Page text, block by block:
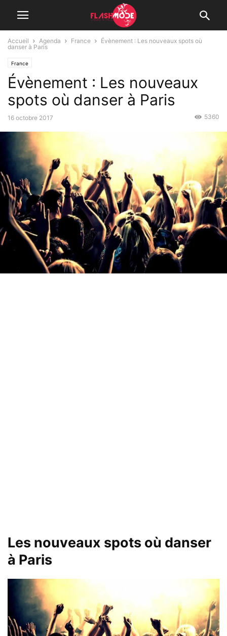
Accueil Agenda France
Évènement : Les nouveaux spots où
danser à Paris
France
Évènement : Les nouveaux
spots où danser à Paris
16 octobre 2017 5360
Les nouveaux spots où danser
à Paris